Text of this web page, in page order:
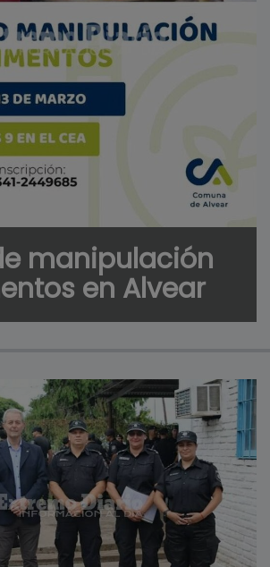
manipulación
en Alvear